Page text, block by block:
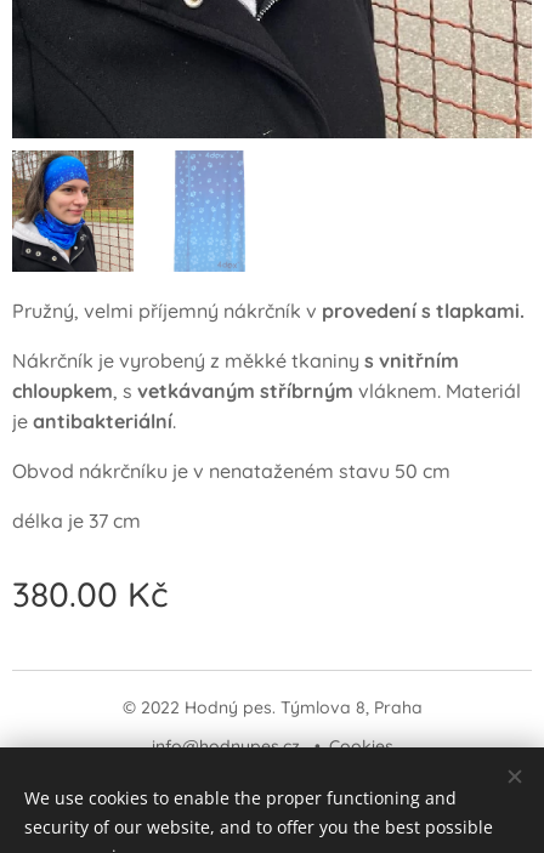
Pružný, velmi příjemný nákrčník v provedení s tlapkami.
Nákrčník je vyrobený z měkké tkaniny s vnitřním
chloupkem, s vetkávaným stříbrným vláknem. Materiál
je antibakteriální.
Obvod nákrčníku je v nenataženém stavu 50 cm
délka je 37 cm
380.00 Kč
© 2022 Hodný pes. Týmlova 8, Praha
info@hodnypes.cz
Cookies
Languages
Čeština
English
We use cookies to enable the proper functioning and
security of our website, and to offer you the best possible